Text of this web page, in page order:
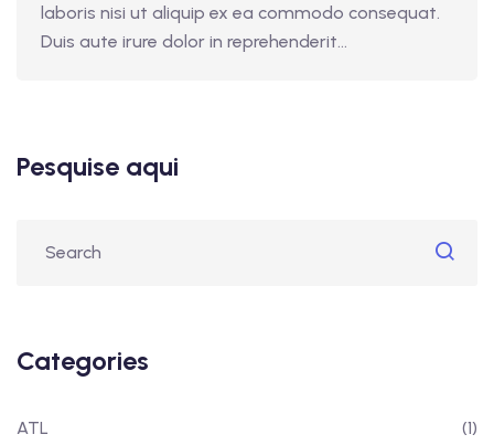
laboris nisi ut aliquip ex ea commodo consequat.
Duis aute irure dolor in reprehenderit...
Pesquise aqui
Categories
ATL (1)